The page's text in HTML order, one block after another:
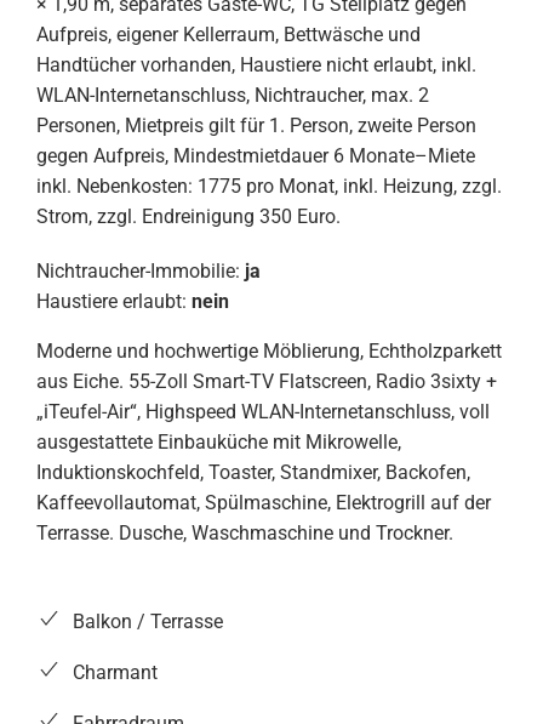
Aufpreis, eigener Kellerraum, Bettwäsche und
Handtücher vorhanden, Haustiere nicht erlaubt, inkl.
WLAN-Internetanschluss, Nichtraucher, max. 2
Personen, Mietpreis gilt für 1. Person, zweite Person
gegen Aufpreis, Mindestmietdauer 6 Monate–Miete
inkl. Nebenkosten: 1775 pro Monat, inkl. Heizung, zzgl.
Strom, zzgl. Endreinigung 350 Euro.
Nichtraucher-Immobilie: ja
Haustiere erlaubt: nein
Moderne und hochwertige Möblierung, Echtholzparkett
aus Eiche. 55-Zoll Smart-TV Flatscreen, Radio 3sixty +
„iTeufel-Air“, Highspeed WLAN-Internetanschluss, voll
ausgestattete Einbauküche mit Mikrowelle,
Induktionskochfeld, Toaster, Standmixer, Backofen,
Kaffeevollautomat, Spülmaschine, Elektrogrill auf der
Terrasse. Dusche, Waschmaschine und Trockner.
Balkon / Terrasse
Charmant